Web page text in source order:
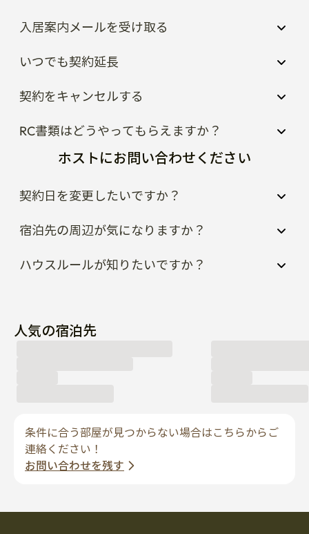
入居案内メールを受け取る
いつでも契約延長
契約をキャンセルする
RC書類はどうやってもらえますか？
ホストにお問い合わせください
契約日を変更したいですか？
宿泊先の周辺が気になりますか？
ハウスルールが知りたいですか？
人気の宿泊先
条件に合う部屋が見つからない場合はこちらからご
連絡ください！
お問い合わせを残す